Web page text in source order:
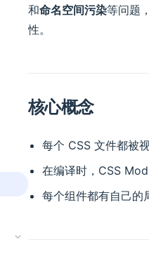
和命名空间污染等问题
性。
核心概念
每个 CSS 文件都被
在编译时，CSS
每个组件都有自己的